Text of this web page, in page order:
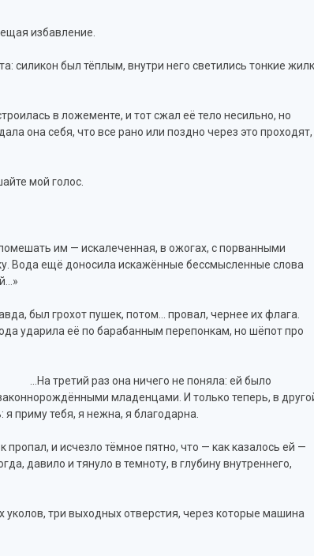
избавление.
силикон был тёплым, внутри него светились тонкие
в ложементе, и тот сжал её тело несильно, но
она себя, что все рано или поздно через это проходят,
мой голос.
им — искалеченная, в ожогах, с порванными
Вода ещё доносила искажённые бессмысленные слова
был грохот пушек, потом… провал, чернее их флага.
ударила её по барабанным перепонкам, но шёпот про
…На третий раз она ничего не поняла: ей было
младенцами. И только теперь, в
приму тебя, я нежна, я благодарна.
и исчезло тёмное пятно, что — как казалось ей —
давило и тянуло в темноту, в глубину внутреннего,
уколов, три выходных отверстия, через которые машина